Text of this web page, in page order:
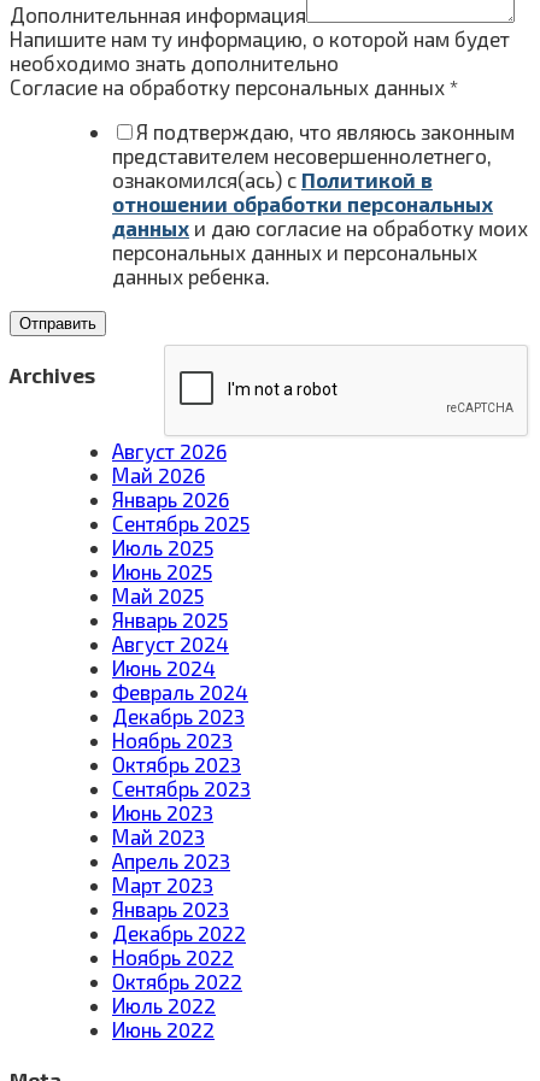
Дополнительнная информация
Напишите нам ту информацию, о которой нам будет
необходимо знать дополнительно
Согласие на обработку персональных данных *
Я подтверждаю, что являюсь законным
представителем несовершеннолетнего,
ознакомился(ась) с Политикой в
отношении обработки персональных
данных и даю согласие на обработку моих
персональных данных и персональных
данных ребенка.
Отправить
Archives
Август 2026
Май 2026
Январь 2026
Сентябрь 2025
Июль 2025
Июнь 2025
Май 2025
Январь 2025
Август 2024
Июнь 2024
Февраль 2024
Декабрь 2023
Ноябрь 2023
Октябрь 2023
Сентябрь 2023
Июнь 2023
Май 2023
Апрель 2023
Март 2023
Январь 2023
Декабрь 2022
Ноябрь 2022
Октябрь 2022
Июль 2022
Июнь 2022